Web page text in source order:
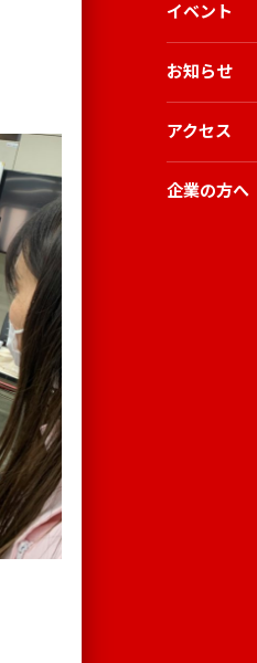
イベント
お知らせ
アクセス
企業の方へ